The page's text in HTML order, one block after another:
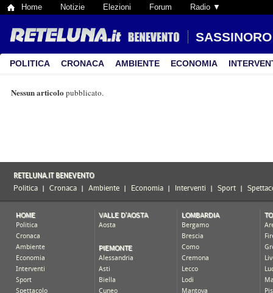
Home Notizie Elezioni Forum Radio ▼
SASSINORO
POLITICA CRONACA AMBIENTE ECONOMIA
Nessun articolo pubblicato.